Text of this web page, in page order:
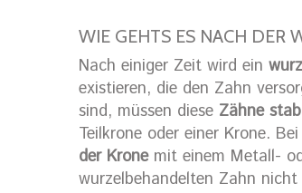
WIE GEHTS ES NACH DER
Nach einiger Zeit wird ein
existieren, die den Zahn
sind, müssen diese Zähne
Teilkrone oder einer Krone.
der Kronemit einem Metall-
wurzelbehandelten Zahn